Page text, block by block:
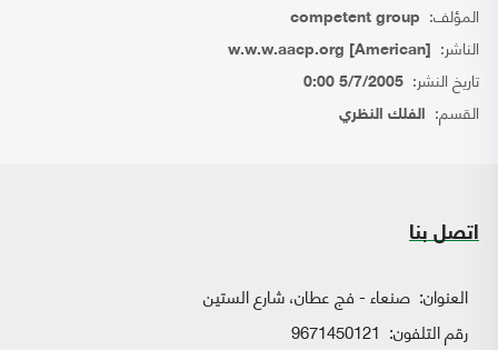
المؤلف: competent group
الناشر: w.w.w.aacp.org [American]
تاريخ النشر: 5/7/2005 0:00
القسم: الفلك النظري
اتصل بنا
العنوان: صنعاء - فج عطان، شارع الستين
رقم التلفون: 9671450121